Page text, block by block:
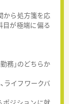
から処方箋を応
目が極端に偏る
務｣のどちらか
ライフワークバ